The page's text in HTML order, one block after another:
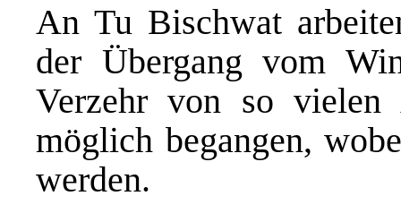
An Tu Bischwat
der Übergang vom
Verzehr von so
möglich begangen,
werden.